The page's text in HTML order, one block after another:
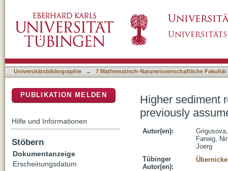
revealed by time-of-flight-based monitoring
Universitätsbibliographie → 7 Mathematisch-Naturwissenschaftliche Fakultät
Higher sediment
previously
Autor(en):
Farwig,
Joerg
Tübinger
Autor(en):
PUBLIKATION MELDEN
Hilfe und Informationen
Stöbern
Dokumentanzeige
Erscheinungsdatum